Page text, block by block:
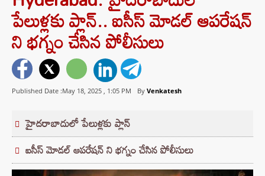
పేలుళ్లకు ప్లాన్.. ఐసీస్ మోడల్ ఆపరేషన్
ని భగ్నం చేసిన పోలీసులు
Published Date :May 18, 2025 , 1:05 PM By Venkatesh
హైదరాబాదులో పేలుళ్లకు ప్లాన్
ఐసీస్ మోడల్ ఆపరేషన్ ని భగ్నం చేసిన పోలీసులు